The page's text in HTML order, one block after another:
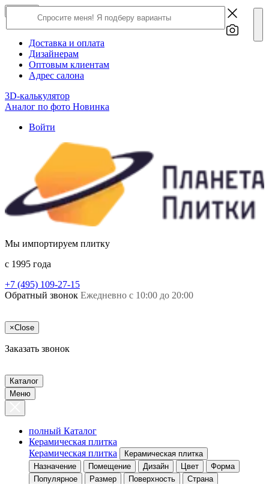
О компании
Доставка и оплата
Дизайнерам
Оптовым клиентам
Адрес салона
3D-калькулятор
Аналог по фото Новинка
Войти
Мы импортируем плитку
c 1995 года
+7 (495) 109-27-15
Обратный звонок Ежедневно с 10:00 до 20:00
×Close
Заказать звонок
Каталог
Меню
полный Каталог
Керамическая плитка
Керамическая плитка
Керамическая плитка
Назначение
Помещение Дизайн Цвет
Форма
Популярное
Размер Поверхность Страна